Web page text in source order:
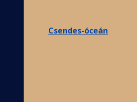
Csendes-óceán